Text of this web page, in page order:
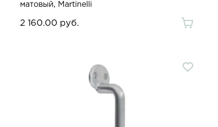
матовый, Martinelli
2 160.00 руб.